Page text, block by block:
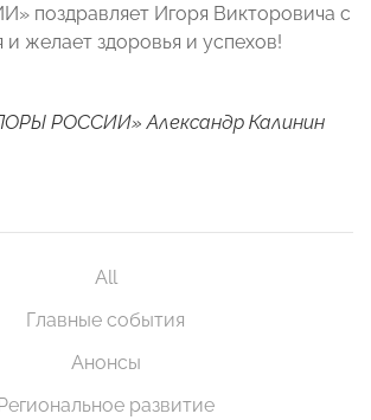
поздравляет Игоря Викторовича с
желает здоровья и успехов!
РОССИИ» Александр Калинин
All
Главные события
Анонсы
Региональное развитие